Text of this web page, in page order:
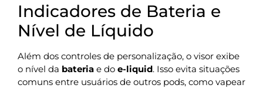
Indicadores de Bateria e
Nível de Líquido
Além dos controles de personalização, o visor exibe
o nível da bateria e do e-liquid. Isso evita situações
comuns entre usuários de outros pods, como vapear